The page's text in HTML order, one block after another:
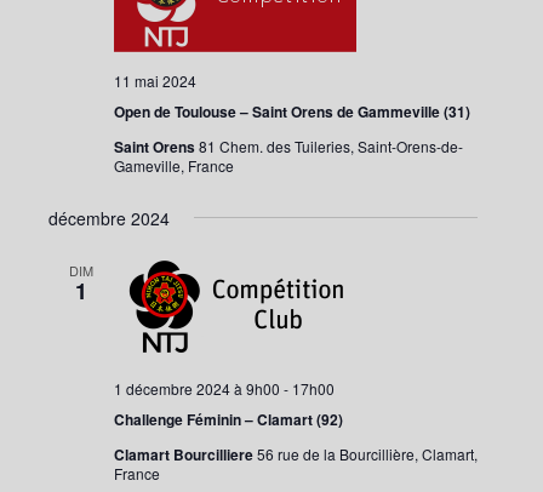
Open de Toulouse – Saint Orens de Gammeville (31)
11 mai 2024
Saint Orens81 Chem. des Tuileries, Saint-Orens-de-
Gameville, France
décembre 2024
DIM
1
Challenge Féminin – Clamart (92)
1 décembre 2024 à 9h00 - 17h00
Clamart Bourcilliere56 rue de la Bourcillière, Clamart,
France